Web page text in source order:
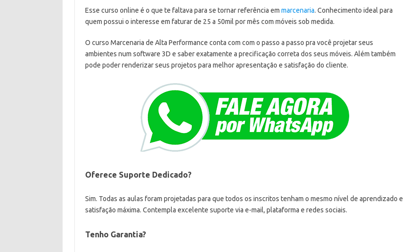
Esse curso online é o que te faltava para se tornar referência em marcenaria. Conhecimento ideal para
quem possui o interesse em faturar de 25 a 50mil por mês com móveis sob medida.
O curso Marcenaria de Alta Performance conta com com o passo a passo pra você projetar seus
ambientes num software 3D e saber exatamente a precificação correta dos seus móveis. Além também
pode poder renderizar seus projetos para melhor apresentação e satisfação do cliente.
Oferece Suporte Dedicado?
Sim. Todas as aulas foram projetadas para que todos os inscritos tenham o mesmo nível de aprendizado e
satisfação máxima. Contempla excelente suporte via e-mail, plataforma e redes sociais.
Tenho Garantia?